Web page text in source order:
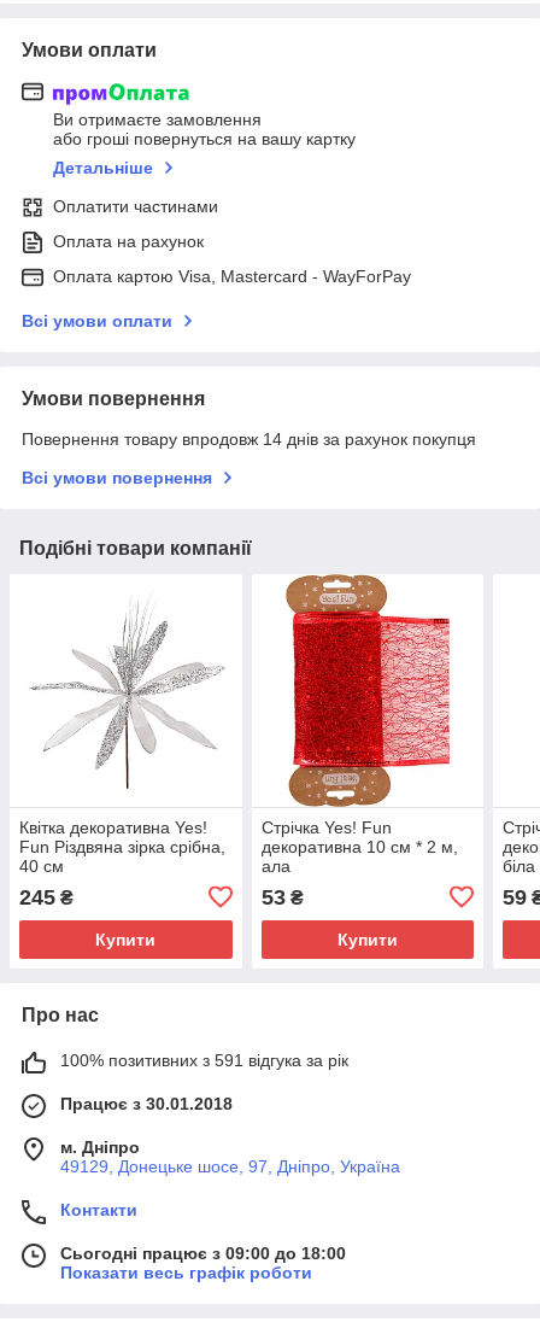
Умови оплати
Ви отримаєте замовлення
або гроші повернуться на вашу картку
Детальніше
Оплатити частинами
Оплата на рахунок
Оплата картою Visa, Mastercard - WayForPay
Всі умови оплати
Умови повернення
Повернення товару впродовж 14 днів за рахунок покупця
Всі умови повернення
Подібні товари компанії
Квітка декоративна Yes!
Fun Різдвяна зірка срібна,
40 см
245 ₴
Купити
Стрічка Yes! Fun
декоративна 10 см * 2 м,
ала
53₴
Купити
біла
59
Про нас
100% позитивних з 591 відгука за рік
Працює з 30.01.2018
м. Дніпро
49129, Донецьке шосе, 97, Дніпро, Україна
Контакти
Сьогодні працює з 09:00 до 18:00
Показати весь графік роботи